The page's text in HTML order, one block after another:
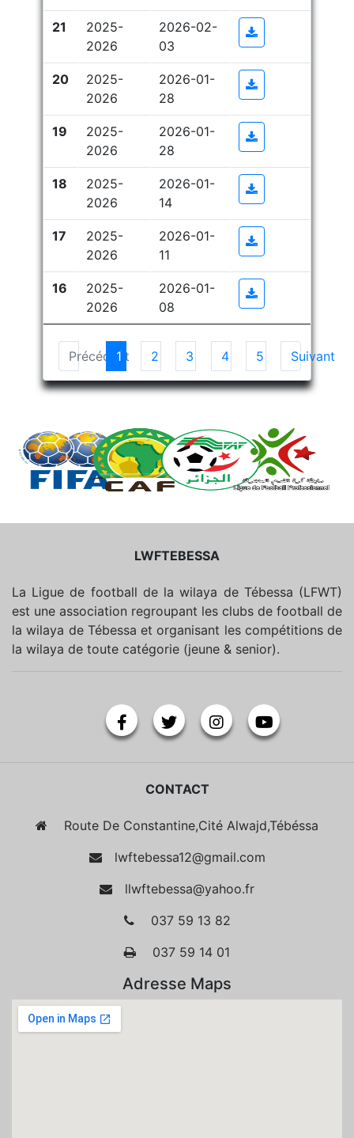
21
2025-
2026
2026-02-
03
Plus
20
2025-
2026
2026-01-
28
Plus
19
2025-
2026
2026-01-
28
Plus
18
2025-
2026
2026-01-
14
Plus
17
2025-
2026
2026-01-
11
Plus
16
2025-
2026
2026-01-
08
Plus
Précédent
1 2 3 4 5 Suivant
LWFTEBESSA
La Ligue de football de la wilaya de Tébessa (LFWT)
est une association regroupant les clubs de football de
la wilaya de Tébessa et organisant les compétitions de
la wilaya de toute catégorie (jeune & senior).
CONTACT
Route De Constantine,Cité Alwajd,Tébéssa
lwftebessa12@gmail.com
llwftebessa@yahoo.fr
037 59 13 82
037 59 14 01
Adresse Maps